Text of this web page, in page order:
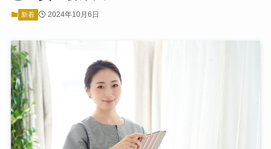
新着 2024年10月6日